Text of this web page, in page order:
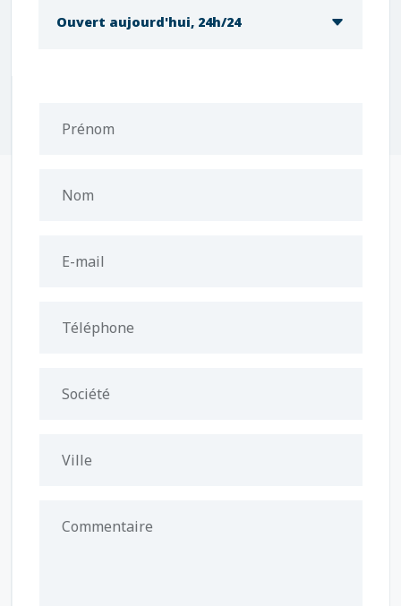
Ouvert aujourd'hui, 24h/24
Prénom
Nom
E-mail
Téléphone
Société
Ville
Commentaire